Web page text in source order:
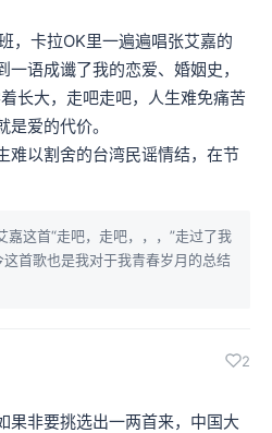
，卡拉OK里一遍遍唱张艾嘉的
一语成谶了我的恋爱、婚姻史，
长大，走吧走吧，人生难免痛苦
爱的代价。
难以割舍的台湾民谣情结，在节
嘉这首“走吧，走吧，，，”走过了我
首歌也是我对于我青春岁月的总结
2
果非要挑选出一两首来，中国大